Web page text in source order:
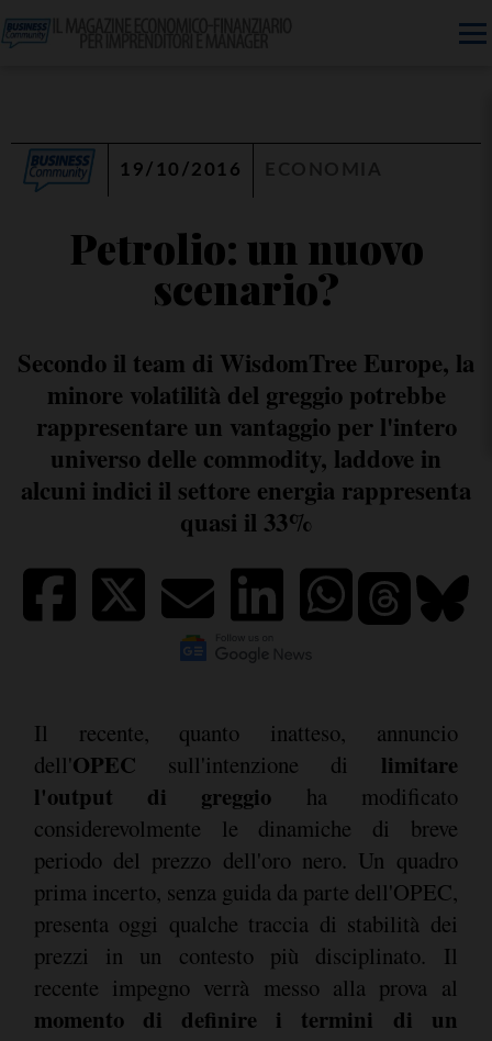
19/10/2016
Petrolio: un nuovo
scenario?
Secondo il team di WisdomTree Europe, la
minore volatilità del greggio potrebbe
rappresentare un vantaggio per l'intero
universo delle commodity, laddove in
alcuni indici il settore energia rappresenta
quasi il 33%
Il recente, quanto inatteso, annuncio
dell'OPEC sull'intenzione di limitare
l'output di greggio ha modificato
considerevolmente le dinamiche di breve
periodo del prezzo dell'oro nero. Un quadro
prima incerto, senza guida da parte dell'OPEC,
presenta oggi qualche traccia di stabilità dei
prezzi in un contesto più disciplinato. Il
recente impegno verrà messo alla prova al
momento di definire i termini di un